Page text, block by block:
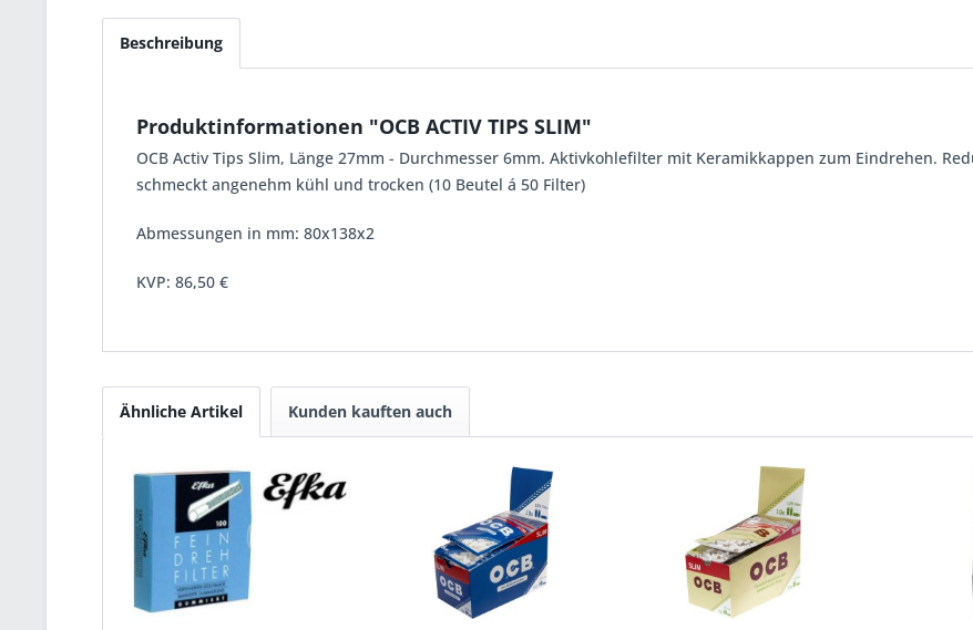
Beschreibung
Produktinformationen "OCB ACTIV TIPS SLIM"
OCB Activ Tips Slim, Länge 27mm - Durchmesser 6mm. Aktivkohlefilter mit Keramikkappen zum Eindrehen.
schmeckt angenehm kühl und trocken (10 Beutel á 50 Filter)
Abmessungen in mm: 80x138x2
KVP: 86,50 €
Ähnliche Artikel Kunden kauften auch